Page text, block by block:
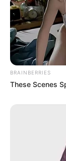
BRAINBERRIES
These Scenes